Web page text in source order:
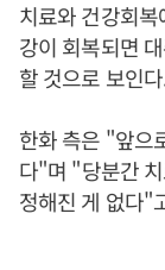
치료와 건강회
강이 회복되면
할 것으로 보인
한화 측은 "앞으
다"며 "당분간
정해진 게 없다"